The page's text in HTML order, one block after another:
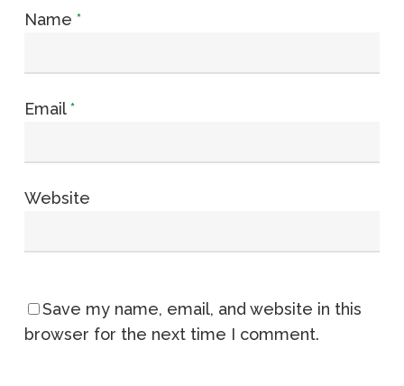
Name *
Email*
Website
Save my name, email, and website in this
browser for the next time I comment.